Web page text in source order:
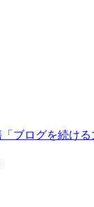
ブログを続ける